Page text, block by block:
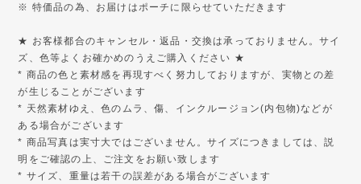
※ 特価品の為、お届けはポーチに限らせていただきます
★ お客様都合のキャンセル・返品・交換は承っておりません。サイ
ズ、色等よくお確かめのうえご購入ください ★
* 商品の色と素材感を再現すべく努力しておりますが、実物との差
が生じることがございます
* 天然素材ゆえ、色のムラ、傷、インクルージョン(内包物)などが
ある場合がございます
* 商品写真は実寸大ではございません。サイズにつきましては、説
明をご確認の上、ご注文をお願い致します
* サイズ、重量は若干の誤差がある場合がございます